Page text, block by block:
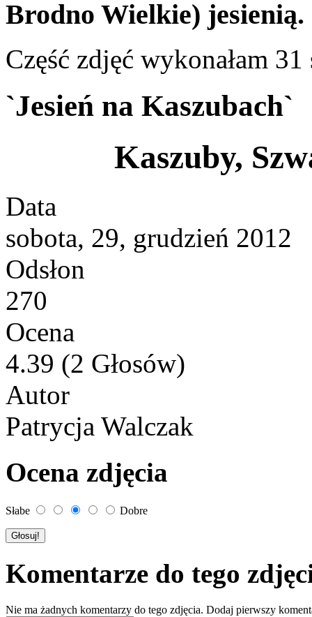
Brodno Wielkie) jesienią.
Część zdjęć wykonałam
`Jesień na Kaszubach`
Kaszuby,
Data
sobota, 29, grudzień 2012
Odsłon
270
Ocena
4.39 (2 Głosów)
Autor
Patrycja Walczak
Ocena zdjęcia
Słabe Dobre
Komentarze do tego
Nie ma żadnych komentarzy do tego zdjęcia. Dodaj pierwszy